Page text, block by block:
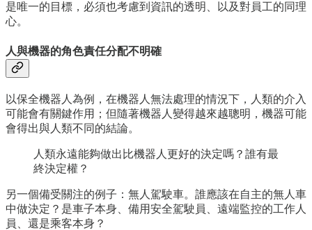
是唯一的目標，必須也考慮到資訊的透明、以及對員工的同理
心。
人與機器的角色責任分配不明確
以保全機器人為例，在機器人無法處理的情況下，人類的介入
可能會有關鍵作用；但隨著機器人變得越來越聰明，機器可能
會得出與人類不同的結論。
人類永遠能夠做出比機器人更好的決定嗎？誰有最
終決定權？
另一個備受關注的例子：無人駕駛車。誰應該在自主的無人車
中做決定？是車子本身、備用安全駕駛員、遠端監控的工作人
員、還是乘客本身？